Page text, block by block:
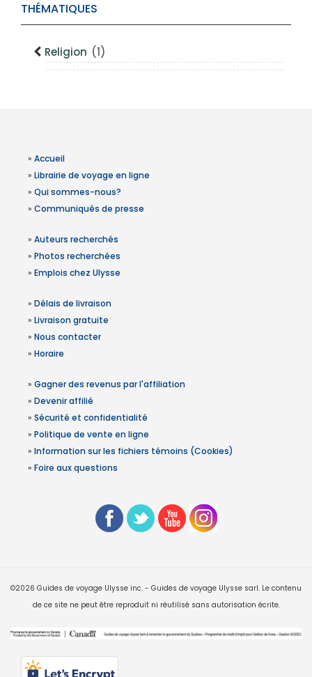
THÉMATIQUES
Religion (1)
» Accueil
» Librairie de voyage en ligne
» Qui sommes-nous?
» Communiqués de presse
» Auteurs recherchés
» Photos recherchées
» Emplois chez Ulysse
» Délais de livraison
» Livraison gratuite
» Nous contacter
» Horaire
» Gagner des revenus par l'affiliation
» Devenir affilié
» Sécurité et confidentialité
» Politique de vente en ligne
» Information sur les fichiers témoins (Cookies)
» Foire aux questions
©2026 Guides de voyage Ulysse inc. - Guides de voyage Ulysse sarl. Le contenu
de ce site ne peut être reproduit ni réutilisé sans autorisation écrite.